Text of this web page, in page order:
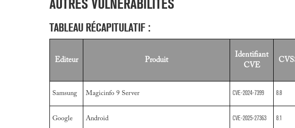
AUTRES VULNÉRABILITÉS
TABLEAU RÉCAPITULATIF :
Editeur Produit
Identifiant
CVE
Samsung Magicinfo 9 Server CVE-2024-7399 8.8
Google Android CVE-2025-27363 8.1